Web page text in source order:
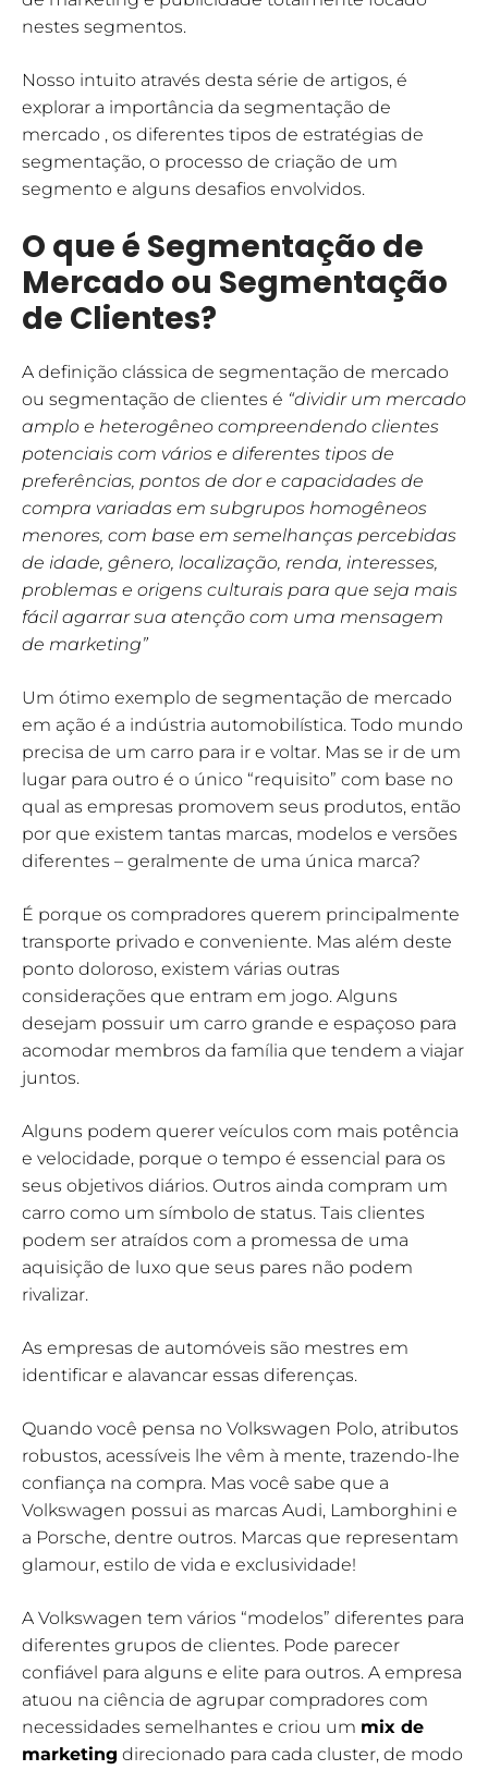
nestes segmentos.
Nosso intuito através desta série de artigos, é
explorar a importância da segmentação de
mercado , os diferentes tipos de estratégias de
segmentação, o processo de criação de um
segmento e alguns desafios envolvidos.
O que é Segmentação de
Mercado ou Segmentação
de Clientes?
A definição clássica de segmentação de mercado
ou segmentação de clientes é “dividir um mercado
amplo e heterogêneo compreendendo clientes
potenciais com vários e diferentes tipos de
preferências, pontos de dor e capacidades de
compra variadas em subgrupos homogêneos
menores, com base em semelhanças percebidas
de idade, gênero, localização, renda, interesses,
problemas e origens culturais para que seja mais
fácil agarrar sua atenção com uma mensagem
de marketing”
Um ótimo exemplo de segmentação de mercado
em ação é a indústria automobilística. Todo mundo
precisa de um carro para ir e voltar. Mas se ir de um
lugar para outro é o único “requisito” com base no
qual as empresas promovem seus produtos, então
por que existem tantas marcas, modelos e versões
diferentes – geralmente de uma única marca?
É porque os compradores querem principalmente
transporte privado e conveniente. Mas além deste
ponto doloroso, existem várias outras
considerações que entram em jogo. Alguns
desejam possuir um carro grande e espaçoso para
acomodar membros da família que tendem a viajar
juntos.
Alguns podem querer veículos com mais potência
e velocidade, porque o tempo é essencial para os
seus objetivos diários. Outros ainda compram um
carro como um símbolo de status. Tais clientes
podem ser atraídos com a promessa de uma
aquisição de luxo que seus pares não podem
rivalizar.
As empresas de automóveis são mestres em
identificar e alavancar essas diferenças.
Quando você pensa no Volkswagen Polo, atributos
robustos, acessíveis lhe vêm à mente, trazendo-lhe
confiança na compra. Mas você sabe que a
Volkswagen possui as marcas Audi, Lamborghini e
a Porsche, dentre outros. Marcas que representam
glamour, estilo de vida e exclusividade!
A Volkswagen tem vários “modelos” diferentes para
diferentes grupos de clientes. Pode parecer
confiável para alguns e elite para outros. A empresa
atuou na ciência de agrupar compradores com
necessidades semelhantes e criou um mix de
marketing direcionado para cada cluster, de modo